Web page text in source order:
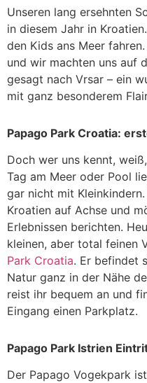
Unseren lang ersehnten
in diesem Jahr in
den Kids ans Meer
und wir machten uns auf
gesagt nach Vrsar – ein
mit ganz besonderem
Papago Park Croatia:
Doch wer uns kennt,
Tag am Meer oder Pool
gar nicht mit
Kroatien auf Achse und
Erlebnissen berichten.
kleinen, aber total feinen
Park Croatia. Er befindet
Natur ganz in der Nähe
reist ihr bequem an und
Eingang einen Parkplatz.
Papago Park Istrien
Der Papago Vogekpark